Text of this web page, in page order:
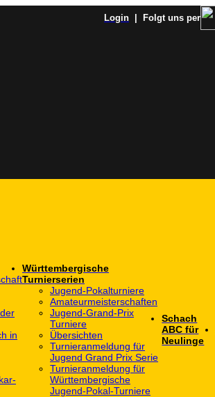
Login | Folgt uns per
in
Württembergische
Turnierserien
Jugend-Pokalturniere
Amateurmeisterschaften
Jugend-Grand-Prix
Turniere
Übersichten
Turnieranmeldung für
Jugend Grand Prix Serie
Turnieranmeldung für
Württembergische
Jugend-Pokal-Turniere
Schach
ABC für
Neulinge